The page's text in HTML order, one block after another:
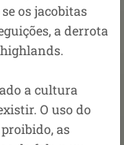
os jacobitas
a derrota
a cultura
O uso do
as